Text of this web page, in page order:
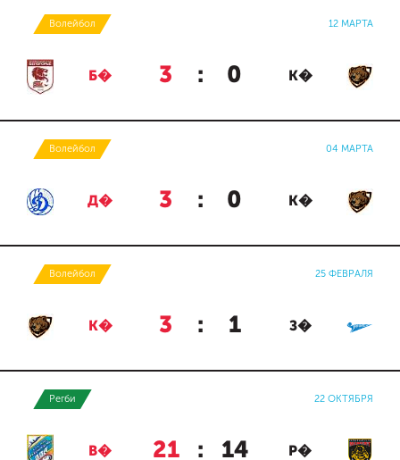
Волейбол 12 МАРТА
Б� 3 : 0 К�
Волейбол 04 МАРТА
Д� 3 : 0 К�
Волейбол 25 ФЕВРАЛЯ
К� 3 : 1 З�
Регби 22 ОКТЯБРЯ
В� 21 : 14 Р�